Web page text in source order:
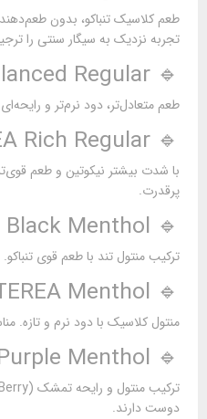
طعم کلاسیک تنباکو، بدون
تجربه نزدیک به سیگار سنتی را
🔹 TEREA Balanced Regular
طعم متعادل‌تر، دود نرم‌تر و
🔹 TEREA Rich Regular
با شدت بیشتر نیکوتین و طعم
پرقدرت.
🔹 TEREA Black Menthol
ترکیب منتول تند با طعم قوی
🔹 TEREA Menthol
منتول کلاسیک با دود نرم و تازه.
🔹 TEREA Purple Menthol
دوست دارند.